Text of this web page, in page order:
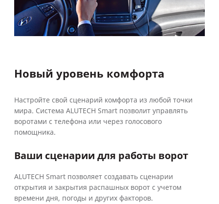
Новый уровень комфорта
Настройте свой сценарий комфорта из любой точки
мира. Система ALUTECH Smart позволит управлять
воротами с телефона или через голосового
помощника.
Ваши сценарии для работы ворот
ALUTECH Smart позволяет создавать сценарии
открытия и закрытия распашных ворот с учетом
времени дня, погоды и других факторов.